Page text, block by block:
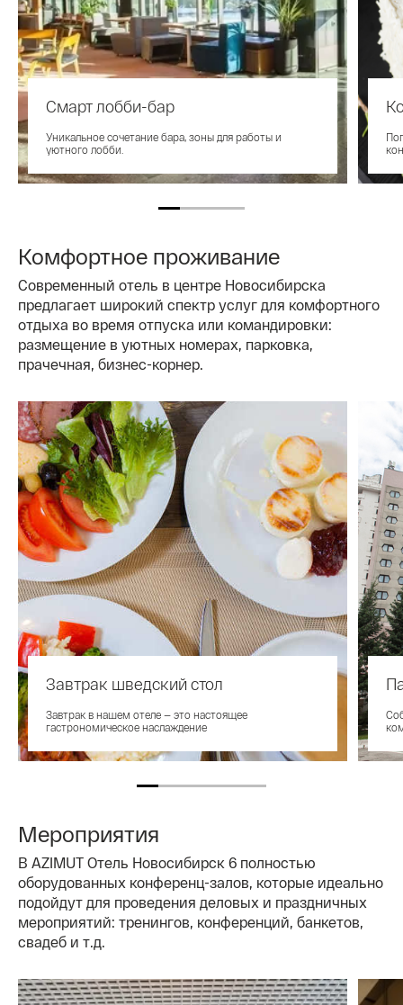
Смарт лобби-бар
Уникальное сочетание бара, зоны для работы и
уютного лобби.
Комфортное проживание
Современный отель в центре Новосибирска
предлагает широкий спектр услуг для комфортного
отдыха во время отпуска или командировки:
размещение в уютных номерах, парковка,
прачечная, бизнес-корнер.
Завтрак шведский стол
Завтрак в нашем отеле — это настоящее
гастрономическое наслаждение
Мероприятия
В AZIMUT Отель Новосибирск 6 полностью
оборудованных конференц-залов, которые идеально
подойдут для проведения деловых и праздничных
мероприятий: тренингов, конференций, банкетов,
свадеб и т.д.